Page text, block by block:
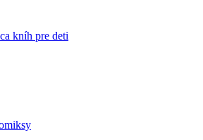
kníh pre deti